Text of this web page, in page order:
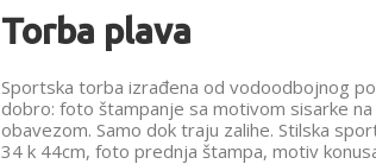
Torba plava
Sportska torba izrađena od vodoodbojnog
dobro: foto štampanje sa motivom sisarke
obavezom. Samo dok traju zalihe. Stilska
34 k 44cm, foto prednja štampa, motiv